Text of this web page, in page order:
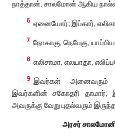
நாத்தான், சாலமோன் ஆகிய
6 ஏனையோர்; இப்கார்,
7 நோகாகு, நெபேகு,
8 எலிசாமா, எலயாதா,
9 இவர்கள் அனைவரும்
இவர்களின் சகோதரி தாமார்;
அவருக்கு வேறு புதல்வரும்
அரசர்